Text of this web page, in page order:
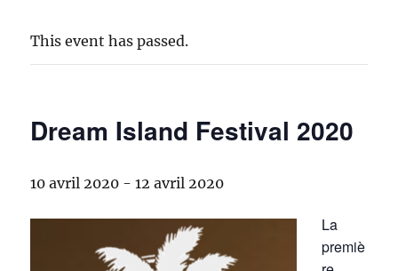
This event has passed.
Dream Island Festival 2020
10 avril 2020 -12 avril 2020
La
premiè